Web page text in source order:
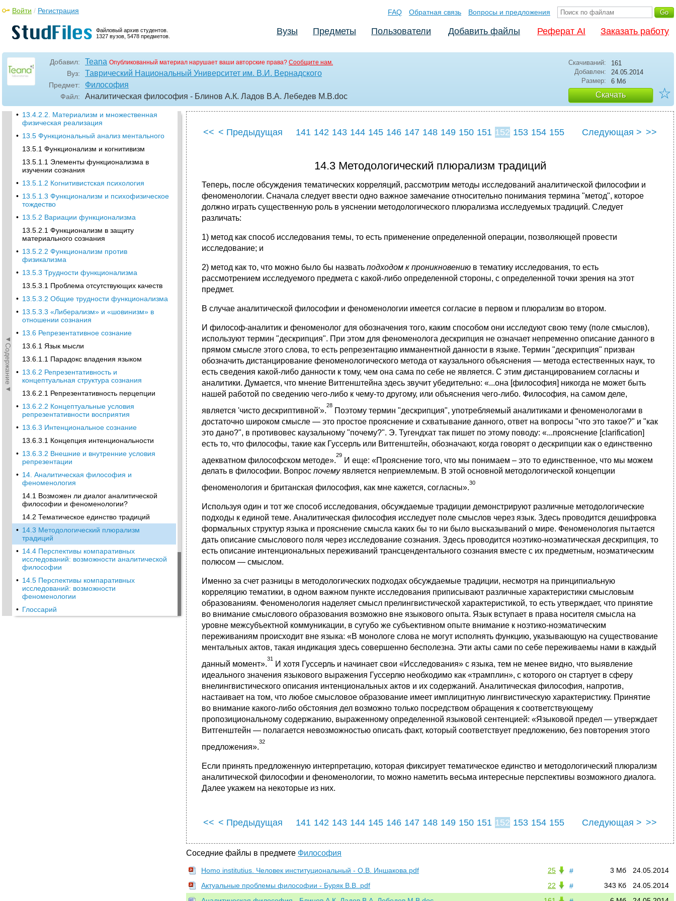
Файловый архив студентов.
1327 вузов, 5478 предметов.
Войти / Регистрация FAQ Обратная связь Вопросы и предложения
Вузы Предметы Пользователи Добавить файлы Реферат AI Заказать работу
Добавил: Teana Опубликованный материал нарушает ваши авторские права? Сообщите нам.
Вуз: Таврический Национальный Университет им. В.И. Вернадского
Предмет: Философия
Файл: Аналитическая философия - Блинов А.К. Ладов В.А. Лебедев М.В.doc
Скачиваний:
161
Добавлен:
24.05.2014
Размер:
6 Мб
Скачать ☆
◄Содержание◄
13.4.1.1. Редукционизм и автономия
психологического объяснения
• 13.4.1.2. Существенные свойства и
априорная необходимость
• 13.4.1.3. Апостериорная необходимость
психофизического тождества
13.4.2. Физикализм без редукционизма
13.4.2.1. Тождество типов или тождество
• 13.4.2.2. Материализм и множественная
физическая реализация
• 13.5 Функциональный анализ ментального
13.5.1 Функционализм и когнитивизм
13.5.1.1 Элементы функционализма в
изучении сознания
• 13.5.1.2 Когнитивистская психология
• 13.5.1.3 Функционализм и психофизическое
тождество
• 13.5.2 Вариации функционализма
13.5.2.1 Функционализм в защиту
материального сознания
• 13.5.2.2 Функционализм против
физикализма
• 13.5.3 Трудности функционализма
13.5.3.1 Проблема отсутствующих качеств
• 13.5.3.2 Общие трудности функционализма
• 13.5.3.3 «Либерализм» и «шовинизм» в
отношении сознания
• 13.6 Репрезентативное сознание
13.6.1 Язык мысли
13.6.1.1 Парадокс владения языком
• 13.6.2 Репрезентативность и
концептуальная структура сознания
13.6.2.1 Репрезентативность перцепции
• 13.6.2.2 Концептуальные условия
репрезентативности восприятия
• 13.6.3 Интенциональное сознание
13.6.3.1 Концепция интенциональности
• 13.6.3.2 Внешние и внутренние условия
репрезентации
• 14. Аналитическая философия и
феноменология
14.1 Возможен ли диалог аналитической
философии и феноменологии?
14.2 Тематическое единство традиций
• 14.3 Методологический плюрализм
традиций
• 14.4 Перспективы компаративных
исследований: возможности аналитической
философии
• 14.5 Перспективы компаративных
исследований: возможности
феноменологии
• Глоссарий
<< < Предыдущая 141 142 143 144 145 146 147 148 149 150 151 152 153 154 155 Следующая > >>
14.3 Методологический плюрализм традиций
Теперь, после обсуждения тематических корреляций, рассмотрим методы исследований аналитической философии и
феноменологии. Сначала следует ввести одно важное замечание относительно понимания термина "метод", которое
должно играть существенную роль в уяснении методологического плюрализма исследуемых традиций. Следует
различать:
1) метод как способ исследования темы, то есть применение определенной операции, позволяющей провести
исследование; и
2) метод как то, что можно было бы назвать подходом к проникновению в тематику исследования, то есть
рассмотрением исследуемого предмета с какой-либо определенной стороны, с определенной точки зрения на этот
предмет.
В случае аналитической философии и феноменологии имеется согласие в первом и плюрализм во втором.
И философ-аналитик и феноменолог для обозначения того, каким способом они исследуют свою тему (поле смыслов),
используют термин "дескрипция". При этом для феноменолога дескрипция не означает непременно описание данного в
прямом смысле этого слова, то есть репрезентацию имманентной данности в языке. Термин "дескрипция" призван
обозначить дистанцирование феноменологического метода от каузального объяснения — метода естественных наук, то
есть сведения какой-либо данности к тому, чем она сама по себе не является. С этим дистанцированием согласны и
аналитики. Думается, что мнение Витгенштейна здесь звучит убедительно: «...она [философия] никогда не может быть
нашей работой по сведению чего-либо к чему-то другому, или объяснения чего-либо. Философия, на самом деле,
является 'чисто дескриптивной'».
28
Поэтому термин "дескрипция", употребляемый аналитиками и феноменологами в
достаточно широком смысле — это простое прояснение и схватывание данного, ответ на вопросы "что это такое?" и "как
это дано?", в противовес каузальному "почему?". Э. Тугендхат так пишет по этому поводу: «...прояснение [clarification]
есть то, что философы, такие как Гуссерль или Витгенштейн, обозначают, когда говорят о дескрипции как о единственно
адекватном философском методе».
29
И еще: «Прояснение того, что мы понимаем – это то единственное, что мы можем
делать в философии. Вопрос почемуявляется неприемлемым. В этой основной методологической концепции
феноменология и британская философия, как мне кажется, согласны».
30
Используя один и тот же способ исследования, обсуждаемые традиции демонстрируют различные методологические
подходы к единой теме. Аналитическая философия исследует поле смыслов через язык. Здесь проводится дешифровка
формальных структур языка и прояснение смысла каких бы то ни было высказываний о мире. Феноменология пытается
дать описание смыслового поля через исследование сознания. Здесь проводится ноэтико-ноэматическая дескрипция, то
есть описание интенциональных переживаний трансцендентального сознания вместе с их предметным, ноэматическим
полюсом — смыслом.
Именно за счет разницы в методологических подходах обсуждаемые традиции, несмотря на принципиальную
корреляцию тематики, в одном важном пункте исследования приписывают различные характеристики смысловым
образованиям. Феноменология наделяет смысл прелингвистической характеристикой, то есть утверждает, что принятие
во внимание смыслового образования возможно вне языкового опыта. Язык вступает в права носителя смысла на
уровне межсубъектной коммуникации, в сугубо же субъективном опыте внимание к ноэтико-ноэматическим
переживаниям происходит вне языка: «В монологе слова не могут исполнять функцию, указывающую на существование
ментальных актов, такая индикация здесь совершенно бесполезна. Эти акты сами по себе переживаемы нами в каждый
данный момент».
31
И хотя Гуссерль и начинает свои «Исследования» с языка, тем не менее видно, что выявление
идеального значения языкового выражения Гуссерлю необходимо как «трамплин», с которого он стартует в сферу
внелингвистического описания интенциональных актов и их содержаний. Аналитическая философия, напротив,
настаивает на том, что любое смысловое образование имеет имплицитную лингвистическую характеристику. Принятие
во внимание какого-либо обстояния дел возможно только посредством обращения к соответствующему
пропозициональному содержанию, выраженному определенной языковой сентенцией: «Языковой предел — утверждает
Витгенштейн — полагается невозможностью описать факт, который соответствует предложению, без повторения этого
предложения».
32
Если принять предложенную интерпретацию, которая фиксирует тематическое единство и методологический плюрализм
аналитической философии и феноменологии, то можно наметить весьма интересные перспективы возможного диалога.
Далее укажем на некоторые из них.
<< < Предыдущая 141 142 143 144 145 146 147 148 149 150 151 152 153 154 155 Следующая > >>
Соседние файлы в предмете Философия
# 24.05.2014
3 Мб
25
Homo institutius. Человек институциональный - О.В. Иншакова.pdf
#
24.05.2014
343 Кб
22
Актуальные проблемы философии - Буряк В.В..pdf